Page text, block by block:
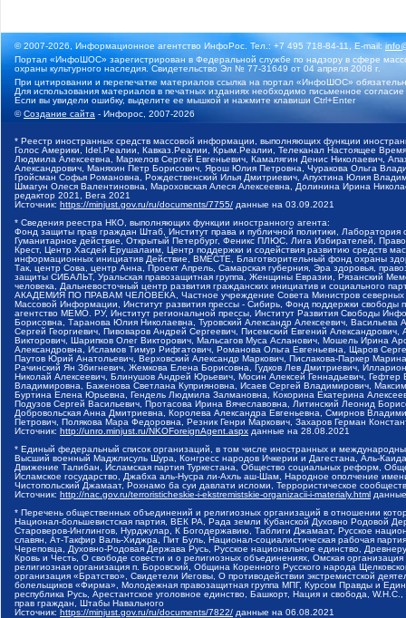
© 2007-2026, Информационное агентство ИнфоРос. Тел.: +7 495 718-84-11, E-mail:
Портал «ИнфоШОС» зарегистрирован в Федеральной службе по надзору в сфере
охраны культурного наследия. Свидетельство Эл № 77-31649 от 04 апреля 2008 г.
При цитировании и перепечатке материалов ссылка на портал «ИнфоШОС»
Для использования материалов в печатных изданиях необходимо письменное
Если вы увидели ошибку, выделите ее мышкой и нажмите клавиши Ctrl+Enter
©Создание сайта - Инфорос, 2007-2026
* Реестр иностранных средств массовой информации, выполняющих функции
Голос Америки, Idel.Реалии, Кавказ.Реалии, Крым.Реалии, Телеканал Настоящее
Людмила Алексеевна, Маркелов Сергей Евгеньевич, Камалягин Денис Николаевич,
Александрович, Маняхин Петр Борисович, Ярош Юлия Петровна, Чуракова Ольга
Гройсман Софья Романовна, Рождественский Илья Дмитриевич, Апухтина Юлия
Шмагун Олеся Валентиновна, Мароховская Алеся Алексеевна, Долинина Ирина
редактор 2021, Вега 2021
Источник: https://minjust.gov.ru/ru/documents/7755/ данные на 03.09.2021
* Сведения реестра НКО, выполняющих функции иностранного агента:
Фонд защиты прав граждан Штаб, Институт права и публичной политики,
Гуманитарное действие, Открытый Петербург, Феникс ПЛЮС, Лига Избирателей,
Крест, Центр Хасдей Ерушалаим, Центр поддержки и содействия развитию средств
информационных инициатив Действие, ВМЕСТЕ, Благотворительный фонд охраны
Так, центр Сова, центр Анна, Проект Апрель, Самарская губерния, Эра здоровья,
защиты СИБАЛЬТ, Уральская правозащитная группа, Женщины Евразии, Рязанский
человека, Дальневосточный центр развития гражданских инициатив и социального
АКАДЕМИЯ ПО ПРАВАМ ЧЕЛОВЕКА, Частное учреждение Совета Министров северных
Массовой Информации, Институт развития прессы - Сибирь, Фонд поддержки
агентство МЕМО. РУ, Институт региональной прессы, Институт Развития Свободы
Борисовна, Таранова Юлия Николаевна, Туровский Александр Алексеевич,
Сергей Георгиевич, Пивоваров Андрей Сергеевич, Писемский Евгений
Викторович, Шарипков Олег Викторович, Мальсагов Муса Асланович, Мошель Ирина
Александровна, Исламов Тимур Рифгатович, Романова Ольга Евгеньевна, Щаров
Паутов Юрий Анатольевич, Верховский Александр Маркович, Пислакова-Паркер
Рачинский Ян Збигневич, Жемкова Елена Борисовна, Гудков Лев Дмитриевич,
Николай Алексеевич, Блинушов Андрей Юрьевич, Мосин Алексей Геннадьевич,
Владимировна, Баженова Светлана Куприяновна, Исаев Сергей Владимирович,
Буртина Елена Юрьевна, Гендель Людмила Залмановна, Кокорина Екатерина
Подузов Сергей Васильевич, Протасова Ирина Вячеславовна, Литинский Леонид
Добровольская Анна Дмитриевна, Королева Александра Евгеньевна, Смирнов
Петрович, Полякова Мара Федоровна, Резник Генри Маркович, Захаров Герман
Источник: http://unro.minjust.ru/NKOForeignAgent.aspx данные на 28.08.2021
* Единый федеральный список организаций, в том числе иностранных и
Высший военный Маджлисуль Шура, Конгресс народов Ичкерии и Дагестана, Аль-
Движение Талибан, Исламская партия Туркестана, Общество социальных реформ,
Исламское государство, Джабха аль-Нусра ли-Ахль аш-Шам, Народное ополчение
Чистопольский Джамаат, Рохнамо ба суи давлати исломи, Террористическое
Источник: http://nac.gov.ru/terroristicheskie-i-ekstremistskie-organizacii-i-materialy.html
* Перечень общественных объединений и религиозных организаций в отношении
Национал-большевистская партия, ВЕК РА, Рада земли Кубанской Духовно Родовой
Староверов-Инглингов, Нурджулар, К Богодержавию, Таблиги Джамаат, Русское
славян, Ат-Такфир Валь-Хиджра, Пит Буль, Национал-социалистическая рабочая
Череповца, Духовно-Родовая Держава Русь, Русское национальное единство,
Кровь и Честь, О свободе совести и о религиозных объединениях, Омская
религиозная организация п. Боровский, Община Коренного Русского народа
организация «Братство», Свидетели Иеговы, О противодействии экстремистской
болельщиков «Фирма», Молодежная правозащитная группа МПГ, Курсом Правды и
республика Русь, Арестантское уголовное единство, Башкорт, Нация и свобода,
прав граждан, Штабы Навального
Источник: https://minjust.gov.ru/ru/documents/7822/ данные на 06.08.2021